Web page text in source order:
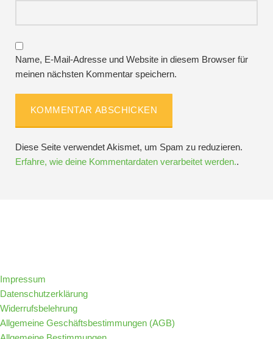
Name, E-Mail-Adresse und Website in diesem Browser für
meinen nächsten Kommentar speichern.
Diese Seite verwendet Akismet, um Spam zu reduzieren.
Erfahre, wie deine Kommentardaten verarbeitet werden..
Impressum
Datenschutzerklärung
Widerrufsbelehrung
Allgemeine Geschäftsbestimmungen (AGB)